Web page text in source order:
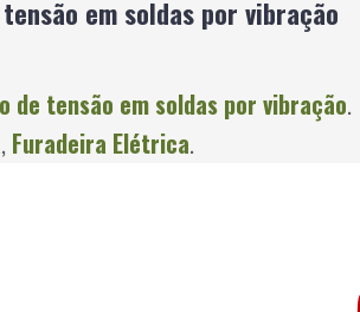
em soldas por vibração
de tensão em soldas por vibração.
, Furadeira Elétrica.